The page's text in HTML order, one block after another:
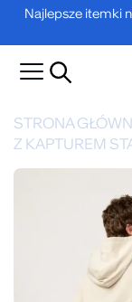
Najlepsze itemki
STRONA
Z KAPTUREM